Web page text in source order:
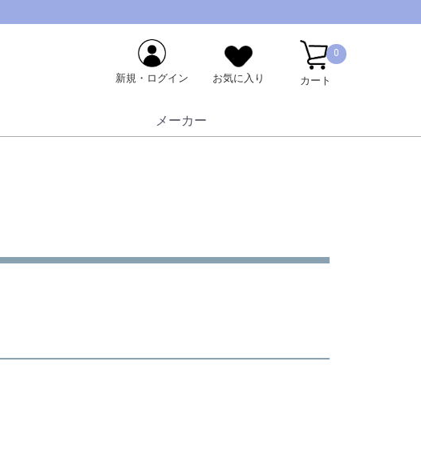
新規・ログイン お気に入り
0
カート
メーカー